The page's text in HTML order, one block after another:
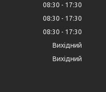
08:30
17:30
08:30
17:30
08:30
17:30
Вихідний
Вихідний